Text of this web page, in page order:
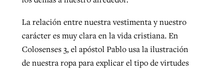
La relación entre nuestra vestimenta y nuestro
carácter es muy clara en la vida cristiana. En
Colosenses 3, el apóstol Pablo usa la ilustración
de nuestra ropa para explicar el tipo de virtudes